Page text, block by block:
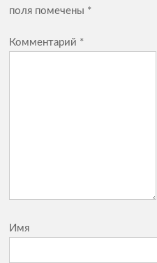
поля помечены *
Комментарий *
Имя